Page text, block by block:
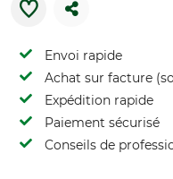
Envoi rapide
Achat sur facture
Expédition rapide
Paiement sécurisé
Conseils de